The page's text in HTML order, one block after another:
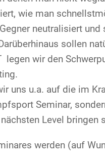
wie man
neutralisiert
sollen
legen wir den
uns u.a. auf die im
Seminar,
Level bringen
werden (auf